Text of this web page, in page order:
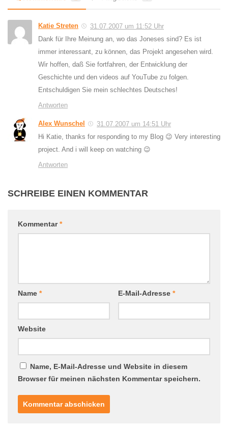
Katie Streten
31.07.2007 um 11:52 Uhr
Dank für Ihre Meinung an, wo das Joneses sind? Es ist
immer interessant, zu können, das Projekt angesehen wird.
Wir hoffen, daß Sie fortfahren, der Entwicklung der
Geschichte und den videos auf YouTube zu folgen.
Entschuldigen Sie mein schlechtes Deutsches!
Antworten
Alex Wunschel
31.07.2007 um 14:51 Uhr
Hi Katie, thanks for responding to my Blog 😉 Very interesting
project. And i will keep on watching 😉
Antworten
SCHREIBE EINEN KOMMENTAR
Kommentar*
Name * E-Mail-Adresse *
Website
Name, E-Mail-Adresse und Website in diesem
Browser für meinen nächsten Kommentar speichern.